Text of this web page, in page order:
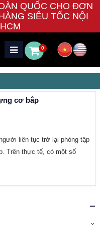
QUỐC CHO ĐƠN
SIÊU TỐC NỘI
0
cơ bắp
liên tục trở lại phòng tập
Trên thực tế, có một số